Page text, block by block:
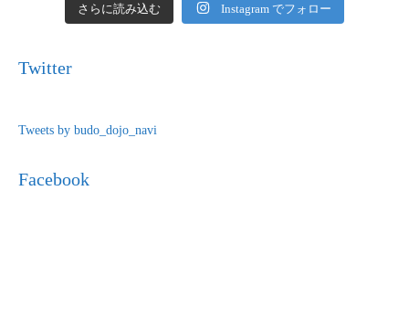
さらに読み込む Instagram でフォロー
Twitter
Tweets by budo_dojo_navi
Facebook